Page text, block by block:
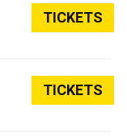
TICKETS
TICKETS